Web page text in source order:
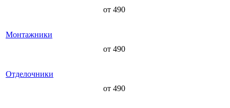
от 490
Монтажники
от 490
Отделочники
от 490